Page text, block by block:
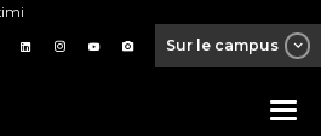
Sur le campus